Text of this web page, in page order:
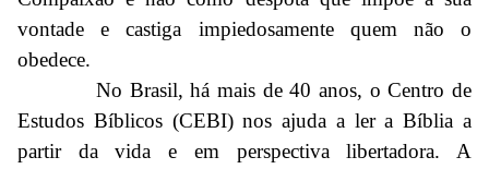
vontade e castiga impiedosamente quem não o
obedece.
No Brasil, há mais de 40 anos, o Centro de
Estudos Bíblicos (CEBI) nos ajuda a ler a Bíblia a
partir da vida e em perspectiva libertadora. A